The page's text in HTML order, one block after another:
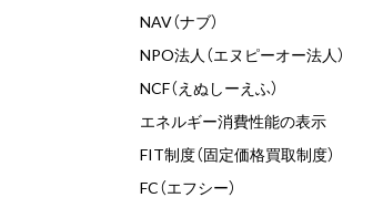
NAV（ナブ）
NPO法人（エヌピーオー法人）
NCF（えぬしーえふ）
エネルギー消費性能の表示
FIT制度（固定価格買取制度）
FC（エフシー）